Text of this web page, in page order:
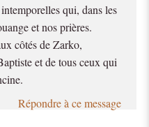
qui, dans les
et nos prières.
côtés de Zarko,
et de tous ceux qui
Répondre à ce message